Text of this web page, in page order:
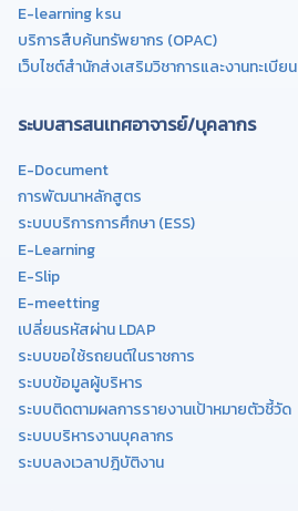
E-learning ksu
บริการสืบค้นทรัพยากร (OPAC)
เว็บไซต์สำนักส่งเสริมวิชาการและงานทะเบียน
ระบบสารสนเทศอาจารย์/บุคลากร
E-Document
การพัฒนาหลักสูตร
ระบบบริการการศึกษา (ESS)
E-Learning
E-Slip
E-meetting
เปลี่ยนรหัสผ่าน LDAP
ระบบขอใช้รถยนต์ในราชการ
ระบบข้อมูลผู้บริหาร
ระบบติดตามผลการรายงานเป้าหมายตัวชี้วัด
ระบบบริหารงานบุคลากร
ระบบลงเวลาปฎิบัติงาน